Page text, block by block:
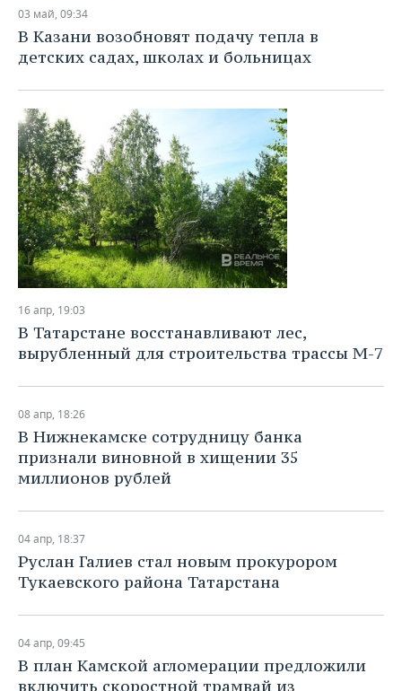
НЕФТЕХИМИЯ
НЕФТЬ
ОПК
ЭНЕРГЕТИКА
РОЗНИЧНАЯ ТОРГОВЛЯ
УСЛУГИ
НОВОСТИ ТЕХНОЛОГИЙ
МЕДИА
ТЕЛЕКОММУНИКАЦИИ
МЕРОПРИЯТИЯ
ВЫЕЗДНАЯ РЕДАКЦИЯ
БИЗНЕС-БРАНЧИ
ONLINE-КОНФЕРЕНЦИИ
ОТКРЫТАЯ ЛЕКЦИЯ
НОВОСТИ СПОРТА
ФУТБОЛ
ХОККЕЙ
БАСКЕТБОЛ
ВОЛЕЙБОЛ
КИБЕРСПОРТ
ФИГУРНОЕ КАТАНИЕ
ХОККЕЙ С МЯЧОМ
ОБЩЕСТВО
НОВОСТИ ОБЩЕСТВА
ВЛАСТЬ
ИНФРАСТРУКТУРА
ИСТОРИЯ
КУЛЬТУРА
МЕДИЦИНА
ПРОИСШЕСТВИЯ
ФОТОГАЛЕРЕЯ
СЮЖЕТЫ
СПРАВОЧНИК
СПИСОК ПЕРСОН
СПИСОК КОМПАНИЙ
ПОЛНАЯ ВЕРСИЯ
03 май, 09:34
В Казани возобновят подачу тепла в
детских садах, школах и больницах
16 апр, 19:03
В Татарстане восстанавливают лес,
вырубленный для строительства трассы М-7
08 апр, 18:26
В Нижнекамске сотрудницу банка
признали виновной в хищении 35
миллионов рублей
04 апр, 18:37
Руслан Галиев стал новым прокурором
Тукаевского района Татарстана
04 апр, 09:45
В план Камской агломерации предложили
включить скоростной трамвай из